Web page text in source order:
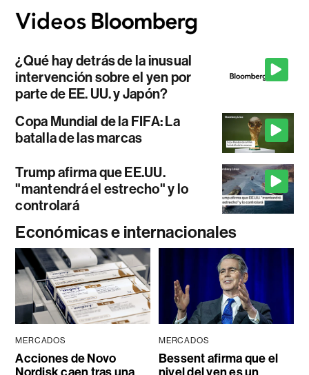
¿Qué hay detrás de la inusual
intervención sobre el yen por
parte de EE. UU. y Japón?
Copa Mundial de la FIFA: La
batalla de las marcas
Trump afirma que EE.UU.
"mantendrá el estrecho" y lo
controlará
Económicas e internacionales
MERCADOS
Acciones de Novo
MERCADOS
Bessent afirma que el